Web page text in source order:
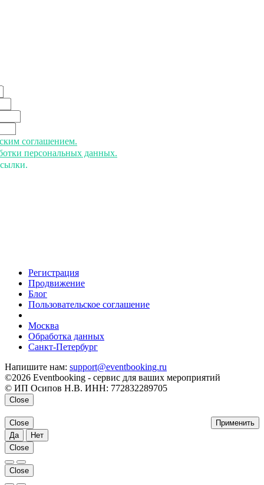
соглашением.
персональных данных.
Регистрация
Продвижение
Блог
Пользовательское соглашение
Москва
Обработка данных
Санкт-Петербург
Напишите нам: support@eventbooking.ru
©2026 Eventbooking - сервис для ваших мероприятий
© ИП Осипов Н.В. ИНН: 772832289705
Close
Применить
Close
Да
Нет
Close
Close